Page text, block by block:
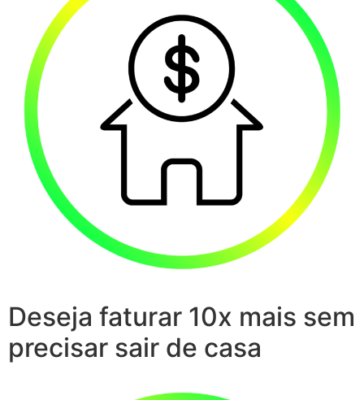
Deseja faturar 10x mais sem
precisar sair de casa